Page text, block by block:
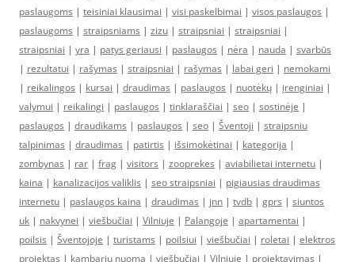
paslaugoms | teisiniai klausimai | visi paskelbimai | visos paslaugos |
paslaugoms | straipsniams | zizu | straipsniai | straipsniai |
straipsniai | yra | patys geriausi | paslaugos | nėra | nauda | svarbūs
| rezultatui | rašymas | straipsniai | rašymas | labai geri | nemokami
| reikalingos | kursai | draudimas | paslaugos | nuotėkų | įrenginiai |
valymui | reikalingi | paslaugos | tinklaraščiai | seo | sostinėje |
paslaugos | draudikams | paslaugos | seo | Šventoji | straipsniu
talpinimas | draudimas | patirtis | išsimokėtinai | kategorija |
zombynas | rar | frag | visitors | zooprekes | aviabilietai internetu |
kaina | kanalizacijos valiklis | seo straipsniai | pigiausias draudimas
internetu | paslaugos kaina | draudimas | jnn | tvdb | gprs | siuntos
uk | nakvynei | viešbučiai | Vilniuje | Palangoje | apartamentai |
poilsis | Šventojoje | turistams | poilsiui | viešbučiai | roletai | elektros
projektas | kambarių nuoma | viešbučiai | Vilniuje | projektavimas |